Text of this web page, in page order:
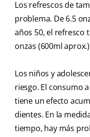
Los refrescos de
problema. De 6.5
años 50, el refresco
onzas (600ml
Los niños y
riesgo. El consumo
tiene un efecto
dientes. En la
tiempo, hay más